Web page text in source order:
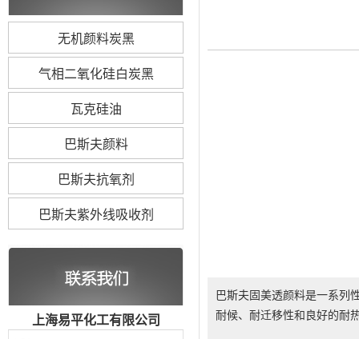
无机颜料炭黑
气相二氧化硅白炭黑
瓦克硅油
巴斯夫颜料
巴斯夫抗氧剂
巴斯夫紫外线吸收剂
上海易平化工有限公司
巴斯夫固美透颜料是一系列
耐候、耐迁移性和良好的耐